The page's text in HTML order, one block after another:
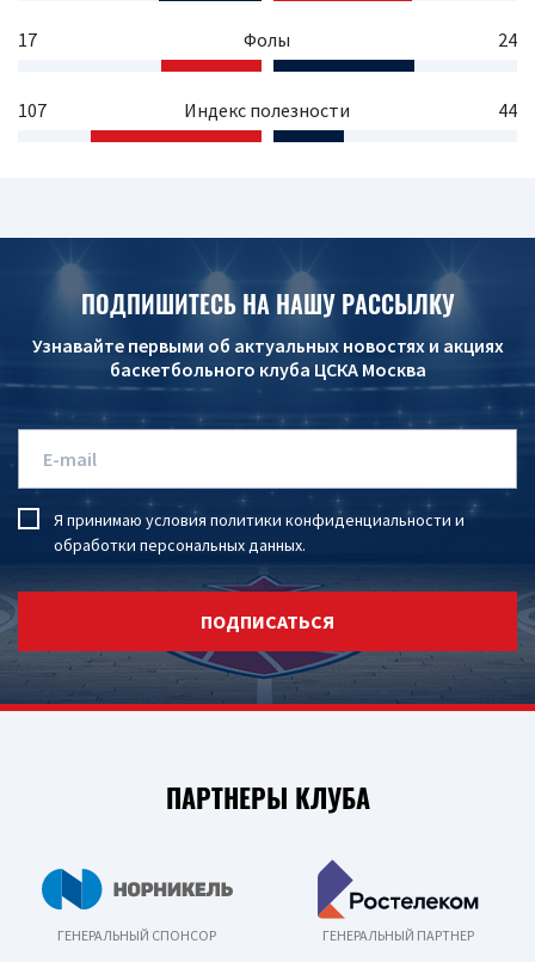
17 Фолы 24
107 Индекс полезности 44
ПОДПИШИТЕСЬ НА НАШУ РАССЫЛКУ
Узнавайте первыми об актуальных новостях и акциях
баскетбольного клуба ЦСКА Москва
Я принимаю условия политики конфиденциальности и
обработки персональных данных.
ПОДПИСАТЬСЯ
ПАРТНЕРЫ КЛУБА
ГЕНЕРАЛЬНЫЙ СПОНСОР ГЕНЕРАЛЬНЫЙ ПАРТНЕР